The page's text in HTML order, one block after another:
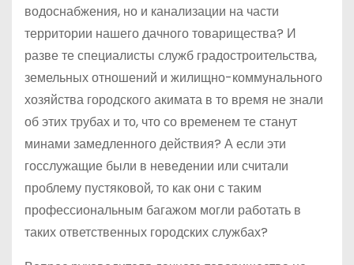
водоснабжения, но и канализации на части
территории нашего дачного товарищества? И
разве те специалисты служб градостроительства,
земельных отношений и жилищно-коммунального
хозяйства городского акимата в то время не знали
об этих трубах и то, что со временем те станут
минами замедленного действия? А если эти
госслужащие были в неведении или считали
проблему пустяковой, то как они с таким
профессиональным багажом могли работать в
таких ответственных городских службах?